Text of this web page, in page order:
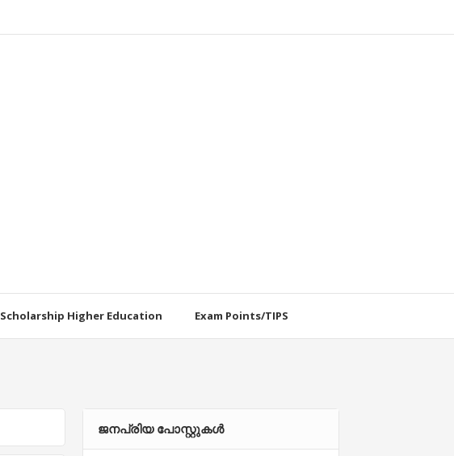
Scholarship Higher Education Exam Points/TIPS
ജനപ്രിയ പോസ്റ്റുകള്‍‌